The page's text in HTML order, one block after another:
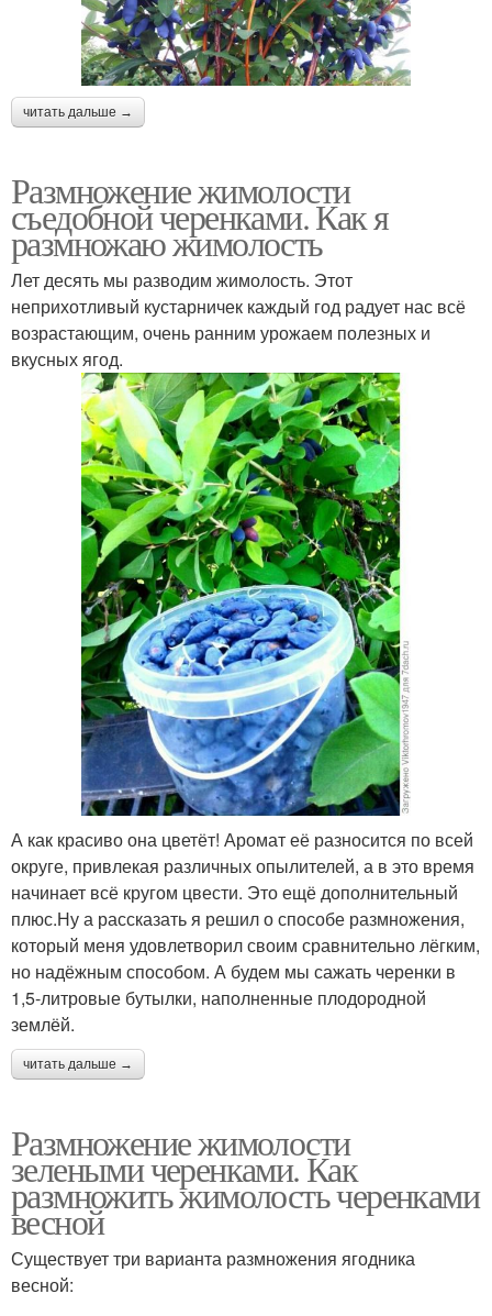
читать дальше →
Размножение жимолости
съедобной черенками. Как я
размножаю жимолость
Лет десять мы разводим жимолость. Этот
неприхотливый кустарничек каждый год радует нас всё
возрастающим, очень ранним урожаем полезных и
вкусных ягод.
А как красиво она цветёт! Аромат её разносится по всей
округе, привлекая различных опылителей, а в это время
начинает всё кругом цвести. Это ещё дополнительный
плюс.Ну а рассказать я решил о способе размножения,
который меня удовлетворил своим сравнительно лёгким,
но надёжным способом. А будем мы сажать черенки в
1,5-литровые бутылки, наполненные плодородной
землёй.
читать дальше →
Размножение жимолости
зелеными черенками. Как
размножить жимолость черенками
весной
Существует три варианта размножения ягодника
весной: